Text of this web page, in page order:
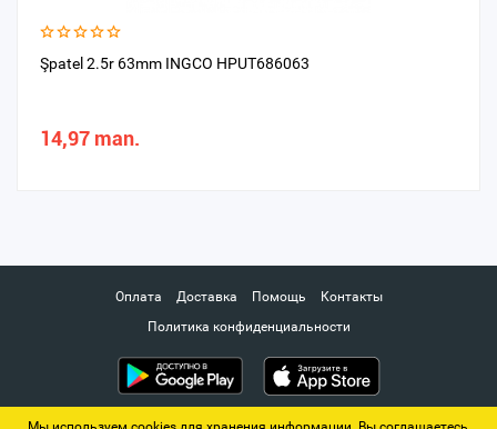
Şpatel 2.5r 63mm INGCO HPUT686063
14,97 man.
Оплата Доставка Помощь
Контакты
Политика конфиденциальности